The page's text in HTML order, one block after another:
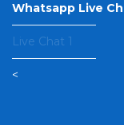
Whatsapp Live
———————–
Live Chat 1
———————–
<